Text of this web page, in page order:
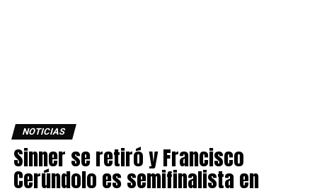
NOTICIAS
Sinner se retiró y Francisco
Cerúndolo es semifinalista en